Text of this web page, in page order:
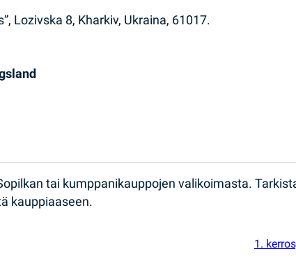
Lozivska 8, Kharkiv, Ukraina, 61017.
tai kumppanikauppojen valikoimasta.
kauppiaaseen.
1.